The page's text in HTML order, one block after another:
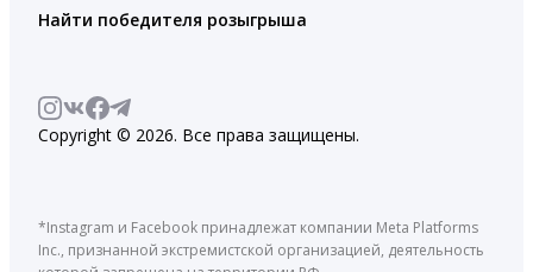
Найти победителя розыгрыша
Copyright © 2026. Все права защищены.
*Instagram и Facebook принадлежат компании Meta Platforms
Inc., признанной экстремистской организацией, деятельность